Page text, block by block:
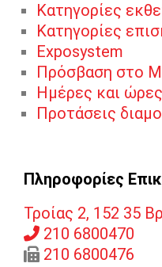
Κατηγορίες
Κατηγορίες
Exposystem
Πρόσβαση στο
Ημέρες και
Προτάσεις
Πληροφορίες
Τροίας 2, 152 35
210 6800470
210 6800476